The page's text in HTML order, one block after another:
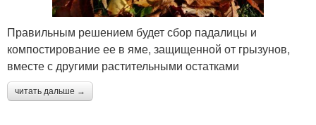
Правильным решением будет сбор падалицы и
компостирование ее в яме, защищенной от грызунов,
вместе с другими растительными остатками
читать дальше →